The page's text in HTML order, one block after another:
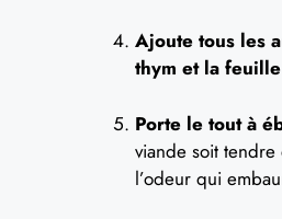
Ajoute tous les
thym et la
Porte le tout à
viande soit
l’odeur qui